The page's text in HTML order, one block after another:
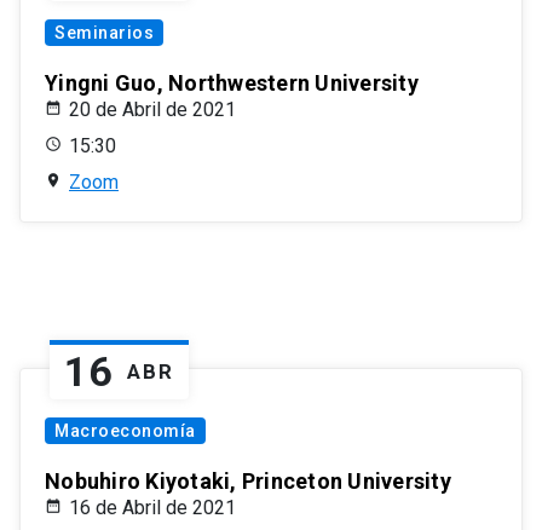
Seminarios
Yingni Guo, Northwestern University
20 de Abril de 2021
15:30
Zoom
16 ABR
Macroeconomía
Nobuhiro Kiyotaki, Princeton University
16 de Abril de 2021